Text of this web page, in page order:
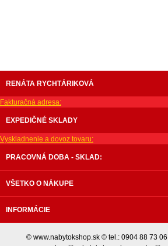
RENÁTA RYCHTÁRIKOVÁ
Fakturačná adresa:
EXPEDIČNÉ SKLADY
Vyskladnenie a dovoz tovaru:
PRACOVNÁ DOBA - SKLAD:
VŠETKO O NÁKUPE
INFORMÁCIE
© www.nabytokshop.sk © tel.: 0904 88 73